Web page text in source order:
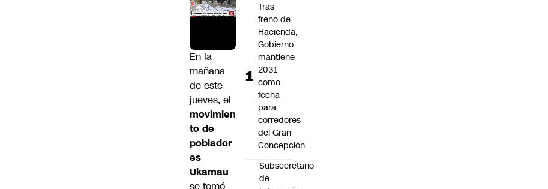
En la
mañana
de este
jueves, el
movimien
to de
poblador
es
Ukamau
Tras
freno de
Hacienda,
Gobierno
mantiene
2031
como
fecha
para
corredores
del Gran
Concepción
Subsecretario
de